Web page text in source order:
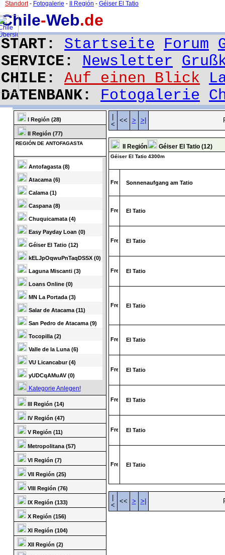
Chile-Web.de
START: Startseite Forum
SERVICE: Newsletter
CHILE: Auf einen Blick
DATENBANK: Fotogalerie
Standort- Fotogalerie - II Región - Géiser El Tatio
I Región (28)
II Región (77)
REGIÓN DE ANTOFAGASTA
Antofagasta (8)
Atacama (6)
Calama (1)
Caspana (8)
Chuquicamata (4)
Easy Payday Loan (0)
Géiser El Tatio (12)
kELJpOqwuPnTaqDSSX (0)
Laguna Miscanti (3)
Loans Online (0)
MN La Portada (3)
Salar de Atacama (11)
San Pedro de Atacama (9)
Tocopilla (2)
Valle de la Luna (6)
VU Licancabur (4)
yUDCqAMuAV (0)
Kategorie Anlegen!
III Región (14)
IV Región (47)
V Región (11)
Metropolitana (57)
VI Región (7)
VII Región (25)
VIII Región (76)
IX Región (133)
X Región (156)
XI Región (104)
XII Región (2)
<
<< > >|
II Región Géiser El Tatio (12)
Géiser El Tatio 4300m
Sonnenaufgang am Tatio
El Tatio
El Tatio
El Tatio
El Tatio
El Tatio
El Tatio
El Tatio
El Tatio
El Tatio
<
<< > >|